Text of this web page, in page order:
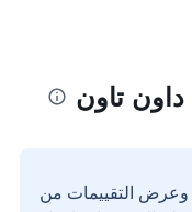
تاون
وعرض التقييمات من